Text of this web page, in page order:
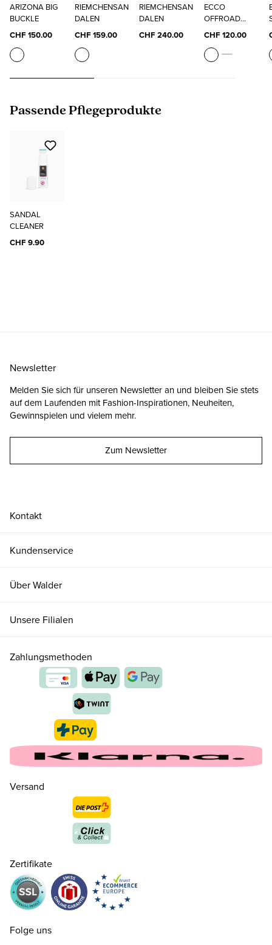
35 CHF 159.00
CHF 159.00
ARIZONA BIG
BUCKLE
CHF 150.00
RIEMCHENSAN
DALEN
CHF 159.00
RIEMCHENSAN
DALEN
CHF 240.00
ECCO
OFFROAD
ROAM W
CHF 120.00
Produktgalerie überspringen
Passende Pflegeprodukte
SANDAL
CLEANER
CHF 9.90
Kontakt
Kundenservice
Über Walder
Unsere Filialen
Newsletter
Melden Sie sich für unseren Newsletter an und bleiben Sie stets
auf dem Laufenden mit Fashion-Inspirationen, Neuheiten,
Gewinnspielen und vielem mehr.
Zum Newsletter
Zahlungsmethoden
Versand
Zertifikate
Folge uns